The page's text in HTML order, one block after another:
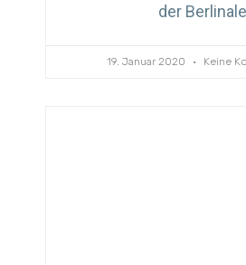
der Berlinale
19. Januar 2020 Keine